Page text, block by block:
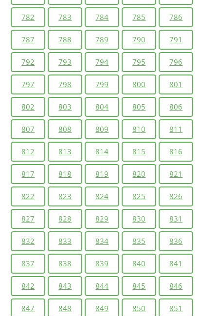
782 783 784 785 786
787 788 789 790 791
792 793 794 795 796
797 798 799 800 801
802 803 804 805 806
807 808 809 810 811
812 813 814 815 816
817 818 819 820 821
822 823 824 825 826
827 828 829 830 831
832 833 834 835 836
837 838 839 840 841
842 843 844 845 846
847 848 849 850 851